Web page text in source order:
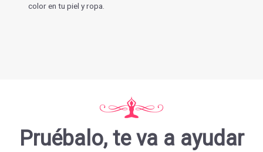
color en tu piel y ropa.
Pruébalo, te va a ayudar